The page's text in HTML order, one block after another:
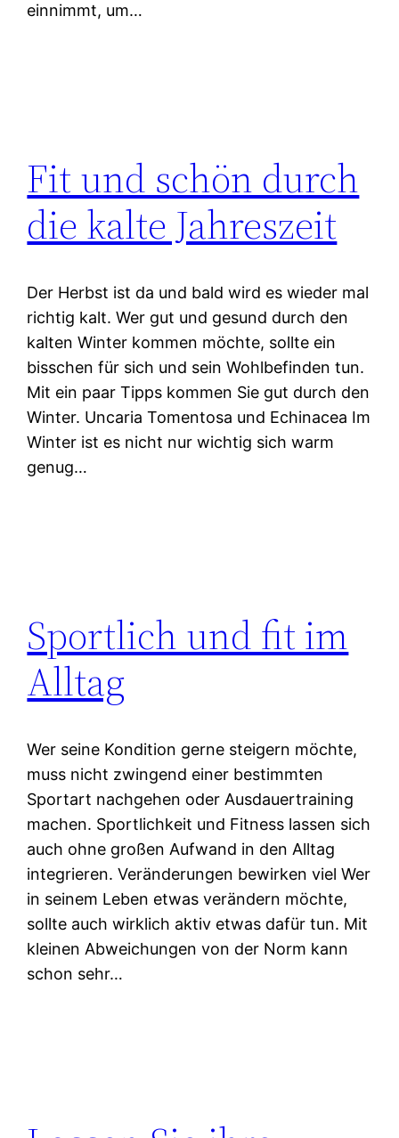
einnimmt, um…
Fit und schön durch
die kalte Jahreszeit
Der Herbst ist da und bald wird es wieder mal
richtig kalt. Wer gut und gesund durch den
kalten Winter kommen möchte, sollte ein
bisschen für sich und sein Wohlbefinden tun.
Mit ein paar Tipps kommen Sie gut durch den
Winter. Uncaria Tomentosa und Echinacea Im
Winter ist es nicht nur wichtig sich warm
genug…
Sportlich und fit im
Alltag
Wer seine Kondition gerne steigern möchte,
muss nicht zwingend einer bestimmten
Sportart nachgehen oder Ausdauertraining
machen. Sportlichkeit und Fitness lassen sich
auch ohne großen Aufwand in den Alltag
integrieren. Veränderungen bewirken viel Wer
in seinem Leben etwas verändern möchte,
sollte auch wirklich aktiv etwas dafür tun. Mit
kleinen Abweichungen von der Norm kann
schon sehr…